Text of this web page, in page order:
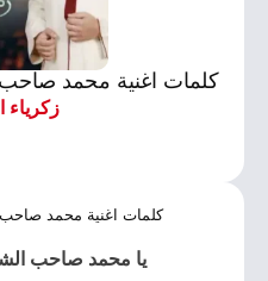
كلمات اغنية محمد صاحب
زكرياء
كلمات اغنية محمد صاحب
يا محمد صاحب